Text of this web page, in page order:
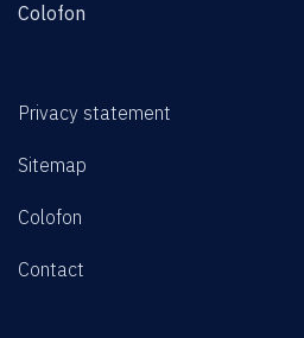
Colofon
Privacy statement
Sitemap
Colofon
Contact